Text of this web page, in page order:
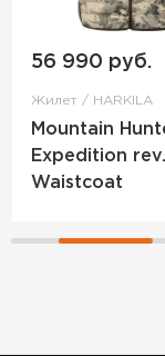
56 990 руб.
Жилет / HARKILA
Mountain
Expedition
Waistcoat